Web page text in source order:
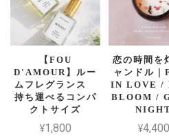
【FOU
D'AMOUR】ルー
ムフレグランス
持ち運べるコンパ
クトサイズ
¥1,800
恋の時間を
ャンドル｜
IN LOVE /
BLOOM /
¥4,400